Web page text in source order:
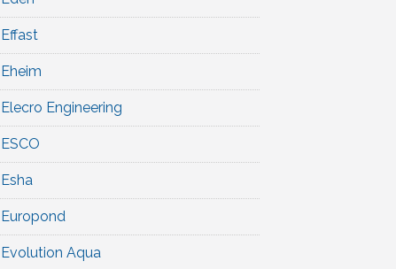
Effast
Eheim
Elecro Engineering
ESCO
Esha
Europond
Evolution Aqua